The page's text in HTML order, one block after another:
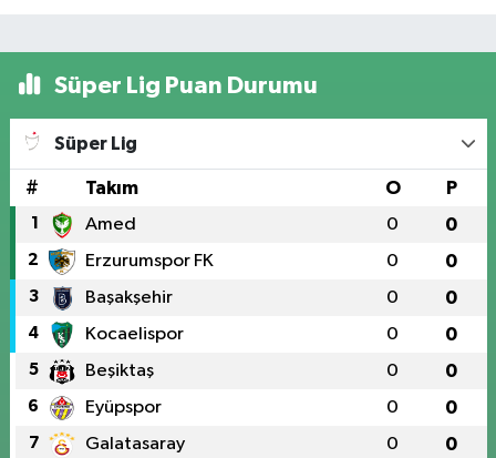
Süper Lig Puan Durumu
Süper Lig
# Takım O P
1 Amed 0 0
2 Erzurumspor FK 0 0
3 Başakşehir 0 0
4 Kocaelispor 0 0
5 Beşiktaş 0 0
6 Eyüpspor 0 0
7 Galatasaray 0 0